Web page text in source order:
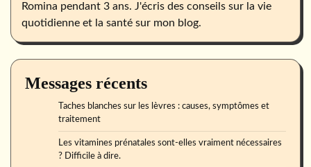
Romina pendant 3 ans. J'écris des conseils sur la vie
quotidienne et la santé sur mon blog.
Messages récents
Taches blanches sur les lèvres : causes, symptômes et
traitement
Les vitamines prénatales sont-elles vraiment nécessaires
? Difficile à dire.